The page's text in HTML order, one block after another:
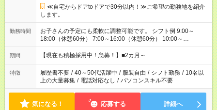
≪自宅からドアtoドアで30分以内！≫ご希望の勤務地を紹介
します。
勤務時間
お子さんの予定にも柔軟に調整可能です。 シフト例 9:00～
18:00（休憩60分） 7:00～16:00（休憩60分） 10:00～
19:00（休憩60分） ※Wワーク希望の方へ 今ご覧のお仕事で希
望する勤務時間と、もう1つのお仕事の勤務時間の合計が 週40
期間 【現在も積極採用中！急募！】■2カ月～
特徴 履歴書不要 / 40～50代活躍中 / 服装自由 / シフト勤務 / 10名以
上の大量募集 / 電話対応なし / パソコンスキル不要
気になる！ 応募する 詳細へ